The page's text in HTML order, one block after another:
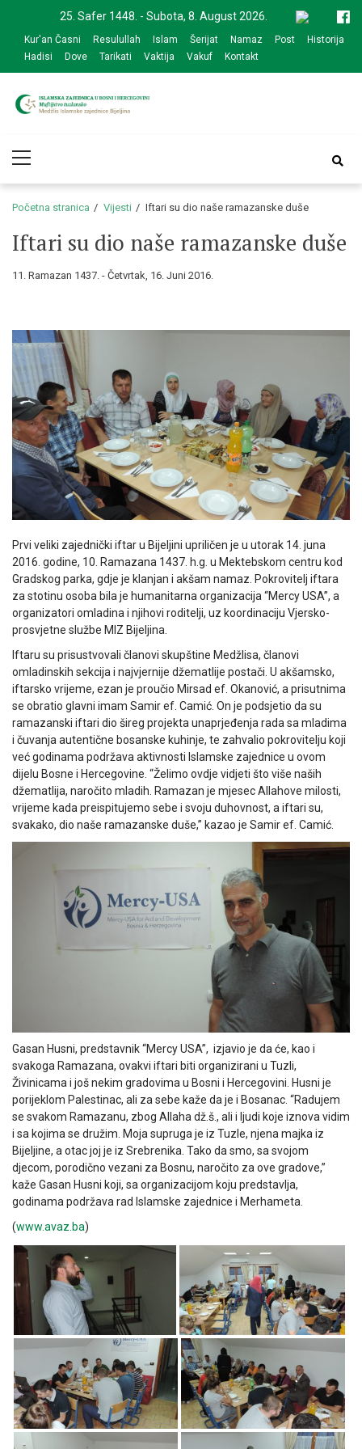
navigation
content
25. Safer 1448. - Subota, 8. August 2026.
Kur'an Časni Resulullah Islam Šerijat Namaz Post
Historija
Hadisi
Dove Tarikati Vaktija Vakuf Kontakt
zajednice Bijeljina
Menu
Početna stranica Vijesti Iftari su dio naše ramazanske duše
Iftari su dio naše ramazanske duše
11. Ramazan 1437. - Četvrtak, 16. Juni 2016.
Prvi veliki zajednički iftar u Bijeljini upriličen je u utorak 14. juna
2016. godine, 10. Ramazana 1437. h.g. u Mektebskom centru kod
Gradskog parka, gdje je klanjan i akšam namaz. Pokrovitelj iftara
za stotinu osoba bila je humanitarna organizacija “Mercy USA”, a
organizatori omladina i njihovi roditelji, uz koordinaciju Vjersko-
prosvjetne službe MIZ Bijeljina.
Iftaru su prisustvovali članovi skupštine Medžlisa, članovi
omladinskih sekcija i najvjernije džematlije postači. U akšamsko,
iftarsko vrijeme, ezan je proučio Mirsad ef. Okanović, a prisutnima
se obratio glavni imam Samir ef. Camić. On je podsjetio da su
ramazanski iftari dio šireg projekta unaprjeđenja rada sa mladima
i čuvanja autentične bosanske kuhinje, te zahvalio pokrovitelju koji
već godinama podržava aktivnosti Islamske zajednice u ovom
dijelu Bosne i Hercegovine. “Želimo ovdje vidjeti što više naših
džematlija, naročito mladih. Ramazan je mjesec Allahove milosti,
vrijeme kada preispitujemo sebe i svoju duhovnost, a iftari su,
svakako, dio naše ramazanske duše,” kazao je Samir ef. Camić.
Gasan Husni, predstavnik “Mercy USA”, izjavio je da će, kao i
svakoga Ramazana, ovakvi iftari biti organizirani u Tuzli,
Živinicama i još nekim gradovima u Bosni i Hercegovini. Husni je
porijeklom Palestinac, ali za sebe kaže da je i Bosanac. “Radujem
se svakom Ramazanu, zbog Allaha dž.š., ali i ljudi koje iznova vidim
i sa kojima se družim. Moja supruga je iz Tuzle, njena majka iz
Bijeljine, a otac joj je iz Srebrenika. Tako da smo, sa svojom
djecom, porodično vezani za Bosnu, naročito za ove gradove,”
kaže Gasan Husni koji, sa organizacijom koju predstavlja,
godinama podržava rad Islamske zajednice i Merhameta.
(www.avaz.ba)